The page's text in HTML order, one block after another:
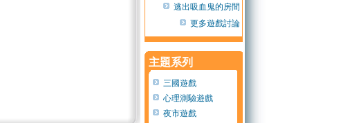
逃出吸血鬼的房間
更多遊戲討論
主題系列
三國遊戲
心理測驗遊戲
夜市遊戲